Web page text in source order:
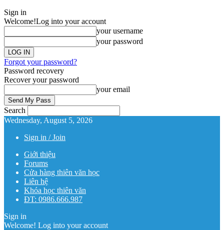
Sign in
Welcome!Log into your account
your username
your password
Forgot your password?
Password recovery
Recover your password
your email
Search
Wednesday, August 5, 2026
Sign in / Join
Giới thiệu
Forums
Cửa hàng thiên văn học
Liên hệ
Khóa học thiên văn
ĐT: 0986.666.987
Sign in
Welcome! Log into your account